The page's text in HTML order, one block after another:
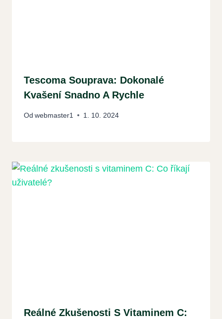
Tescoma Souprava: Dokonalé
Kvašení Snadno A Rychle
Od webmaster1 1. 10. 2024
Reálné Zkušenosti S Vitaminem C: